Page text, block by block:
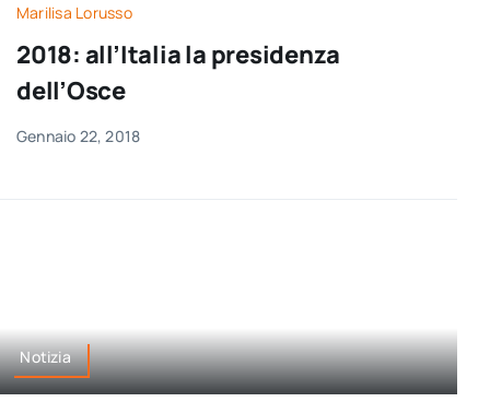
Marilisa Lorusso
2018: all’Italia la presidenza
dell’Osce
Gennaio 22, 2018
Notizia